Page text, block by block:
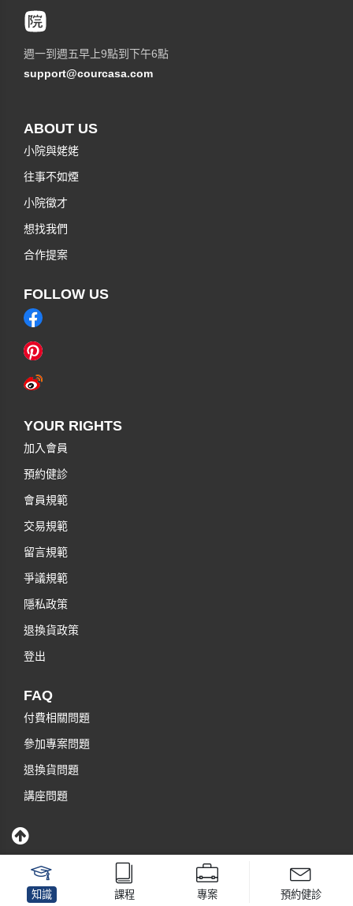
週一到週五早上9點到下午6點
support@courcasa.com
ABOUT US
小院與姥姥
往事不如煙
小院徵才
想找我們
合作提案
FOLLOW US
YOUR RIGHTS
加入會員
預約健診
會員規範
交易規範
留言規範
爭議規範
隱私政策
退換貨政策
登出
FAQ
付費相關問題
參加專案問題
退換貨問題
講座問題
知識 課程 專案 預約健診